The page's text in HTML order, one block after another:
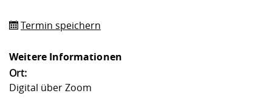
Termin speichern
Weitere Informationen
Ort:
Digital über Zoom